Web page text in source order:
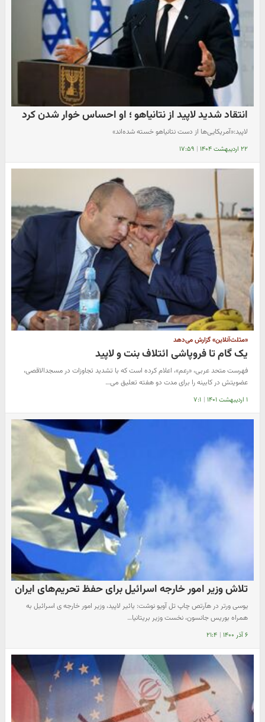
انتقاد شدید لاپید از نتانیاهو ؛ او احساس خوار شدن کرد
لاپید:«آمریکایی‌ها از دست نتانیاهو خسته شده‌اند»
۲۲ اردیبهشت ۱۴۰۴ | ۱۷:۵۹
«مثلث‌آنلاین» گزارش می‌دهد
یک گام تا فروپاشی ائتلاف بنت و لاپید
فهرست متحد عربی، «رعم»، اعلام کرده است که با تشدید تجاوزات در مسجدالاقصی،
عضویتش در کابینه را برای مدت دو هفته تعلیق می…
۱ اردیبهشت ۱۴۰۱ | ۷:۱
تلاش وزیر امور خارجه اسرائیل برای حفظ تحریم‌های ایران
یوسی ورتر در هآرتص چاپ تل آویو نوشت: یائیر لاپید، وزیر امور خارجه ی اسرائیل به
همراه بوریس جانسون، نخست وزیر بریتانیا…
۶ آذر ۱۴۰۰ | ۲۱:۴